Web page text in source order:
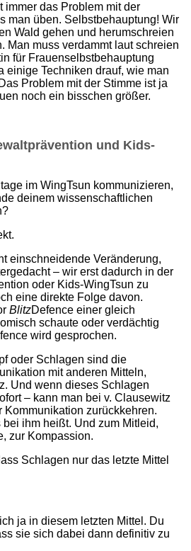
immer das Problem mit der
man üben. Selbstbehauptung! Wir
Wald gehen und herumschreien
Man muss verdammt laut schreien
für Frauenselbstbehauptung
einige Techniken drauf, wie man
Problem mit der Stimme ist ja
noch ein bisschen größer.
und Kids-
im WingTsun kommunizieren,
deinem wissenschaftlichen
einschneidende Veränderung,
– wir erst dadurch in der
oder Kids-WingTsun zu
eine direkte Folge davon.
BlitzDefence einer gleich
schaute oder verdächtig
wird gesprochen.
oder Schlagen sind die
mit anderen Mitteln,
Und wenn dieses Schlagen
– kann man bei v. Clausewitz
Kommunikation zurückkehren.
ihm heißt. Und zum Mitleid,
zur Kompassion.
Schlagen nur das letzte Mittel
ja in diesem letzten Mittel. Du
sie sich dabei dann definitiv zu